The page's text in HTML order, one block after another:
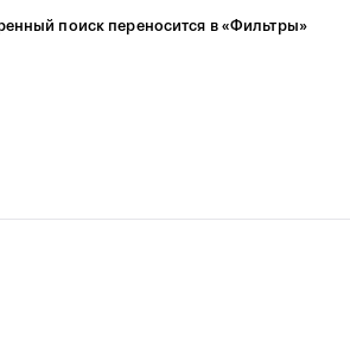
поиск переносится в «Фильтры»